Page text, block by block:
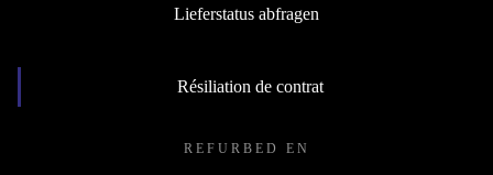
Lieferstatus abfragen
Résiliation de contrat
REFURBED EN